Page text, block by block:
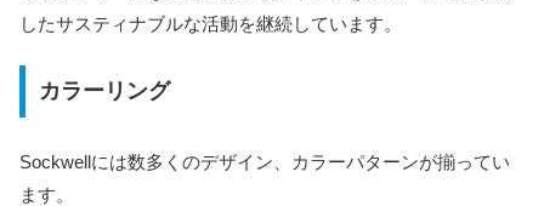
したサスティナブルな活動を継続しています。
カラーリング
Sockwellには数多くのデザイン、カラーパターンが揃ってい
ます。